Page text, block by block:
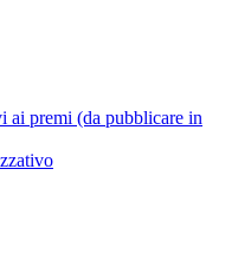
ai premi (da pubblicare in